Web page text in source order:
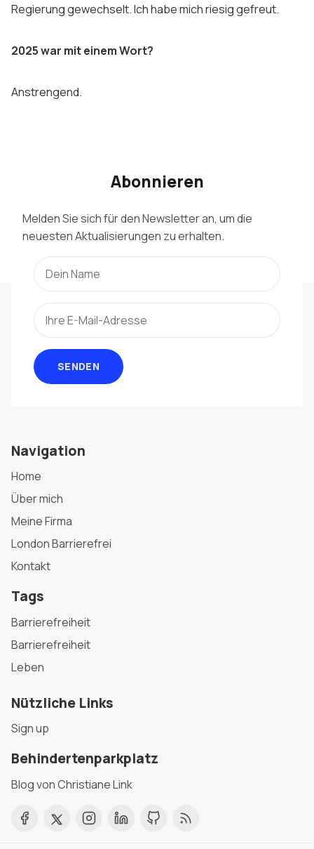
Regierung gewechselt. Ich habe mich riesig gefreut.
2025 war mit einem Wort?
Anstrengend.
Abonnieren
Melden Sie sich für den Newsletter an, um die
neuesten Aktualisierungen zu erhalten.
SENDEN
Navigation
Home
Über mich
Meine Firma
London Barrierefrei
Kontakt
Tags
Barrierefreiheit
Barrierefreiheit
Leben
Nützliche Links
Sign up
Behindertenparkplatz
Blog von Christiane Link